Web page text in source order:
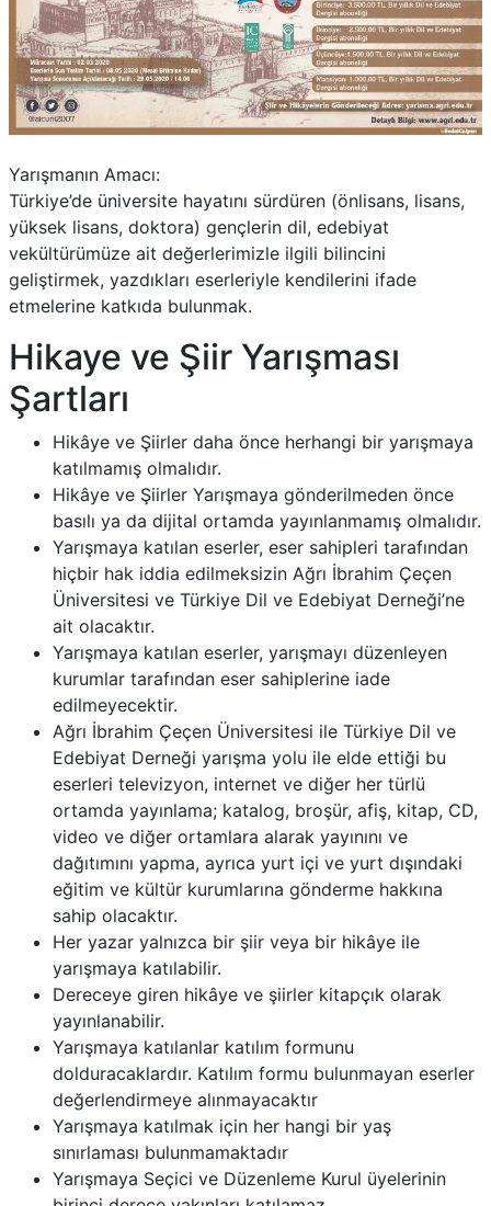
Yarışmanın Amacı:
Türkiye’de üniversite hayatını sürdüren (önlisans, lisans,
yüksek lisans, doktora) gençlerin dil, edebiyat
vekültürümüze ait değerlerimizle ilgili bilincini
geliştirmek, yazdıkları eserleriyle kendilerini ifade
etmelerine katkıda bulunmak.
Hikaye ve Şiir Yarışması
Şartları
Hikâye ve Şiirler daha önce herhangi bir yarışmaya
katılmamış olmalıdır.
Hikâye ve Şiirler Yarışmaya gönderilmeden önce
basılı ya da dijital ortamda yayınlanmamış olmalıdır.
Yarışmaya katılan eserler, eser sahipleri tarafından
hiçbir hak iddia edilmeksizin Ağrı İbrahim Çeçen
Üniversitesi ve Türkiye Dil ve Edebiyat Derneği’ne
ait olacaktır.
Yarışmaya katılan eserler, yarışmayı düzenleyen
kurumlar tarafından eser sahiplerine iade
edilmeyecektir.
Ağrı İbrahim Çeçen Üniversitesi ile Türkiye Dil ve
Edebiyat Derneği yarışma yolu ile elde ettiği bu
eserleri televizyon, internet ve diğer her türlü
ortamda yayınlama; katalog, broşür, afiş, kitap, CD,
video ve diğer ortamlara alarak yayınını ve
dağıtımını yapma, ayrıca yurt içi ve yurt dışındaki
eğitim ve kültür kurumlarına gönderme hakkına
sahip olacaktır.
Her yazar yalnızca bir şiir veya bir hikâye ile
yarışmaya katılabilir.
Dereceye giren hikâye ve şiirler kitapçık olarak
yayınlanabilir.
Yarışmaya katılanlar katılım formunu
dolduracaklardır. Katılım formu bulunmayan eserler
değerlendirmeye alınmayacaktır
Yarışmaya katılmak için her hangi bir yaş
sınırlaması bulunmamaktadır
Yarışmaya Seçici ve Düzenleme Kurul üyelerinin